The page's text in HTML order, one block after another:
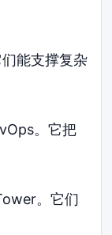
能支撑复杂
。它把
。它们